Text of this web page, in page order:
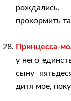
прокормить
Принцесса-
у него
сыну
дитя мое,